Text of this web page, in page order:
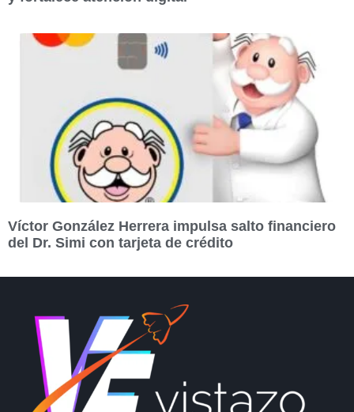
Víctor González Herrera impulsa salto financiero
del Dr. Simi con tarjeta de crédito